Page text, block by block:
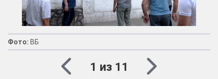
Фото: ВБ
1 из 11